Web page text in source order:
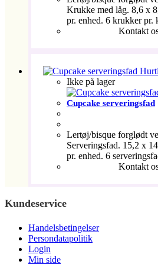
Krukke med låg. 8,6 x
pr. enhed. 6 krukker pr.
Kontakt
Ikke på lager
Cupcake serveringsfad
Lertøj/bisque forglødt
Serveringsfad. 15,2 x
pr. enhed. 6
Kontakt
Kundeservice
Handelsbetingelser
Persondatapolitik
Login
Min side